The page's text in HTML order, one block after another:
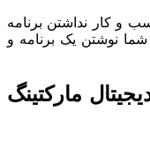
و کار نداشتن برنامه
نوشتن یک برنامه و
مارکتینگ